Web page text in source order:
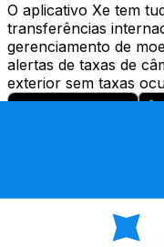
O aplicativo Xe tem
transferências
gerenciamento de
alertas de taxas de
exterior sem taxas